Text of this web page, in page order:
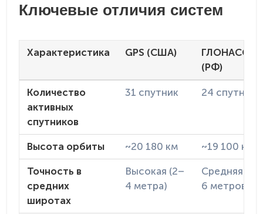
Ключевые отличия систем
Характеристика GPS (США)
ГЛОНАСС
(РФ)
Количество
активных
спутников
31 спутник 24 спутника
Высота орбиты ~20 180 км ~19 100 км
Точность в
средних
широтах
Высокая (2–
4 метра)
Средняя (3–
6 метров)